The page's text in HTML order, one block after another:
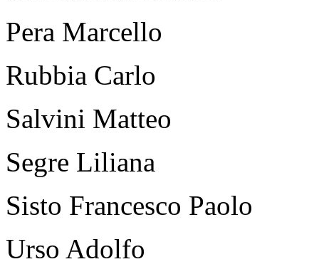
Pera Marcello
Rubbia Carlo
Salvini Matteo
Segre Liliana
Sisto Francesco Paolo
Urso Adolfo